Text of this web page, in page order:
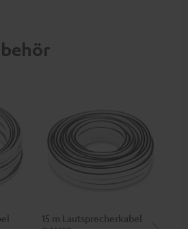
15 m Lautsprecherkabel